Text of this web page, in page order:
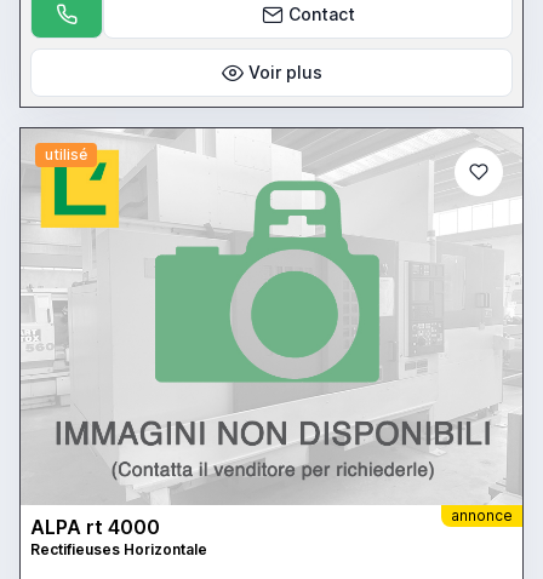
Contact
Voir plus
utilisé
annonce
ALPA rt 4000
Rectifieuses Horizontale